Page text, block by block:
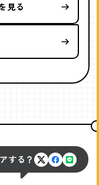
見る
する？
X
LINE